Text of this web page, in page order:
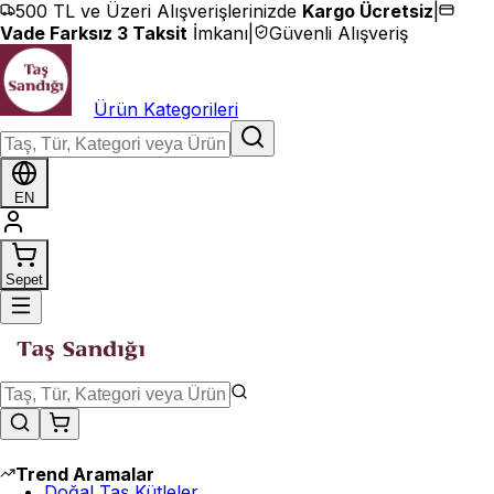
İçeriğe geç
500 TL ve Üzeri Alışverişlerinizde Kargo Ücretsiz
Vade Farksız 3 Taksit İmkanı Güvenli Alışveriş
Ürün Kategorileri
EN
Sepet
Trend Aramalar